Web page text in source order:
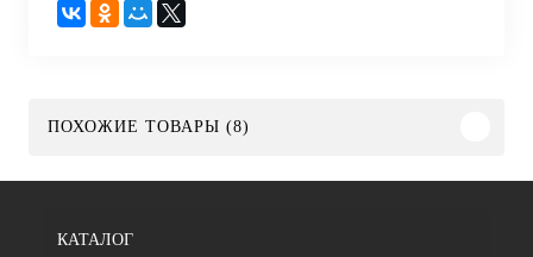
ПОХОЖИЕ ТОВАРЫ (8)
КАТАЛОГ